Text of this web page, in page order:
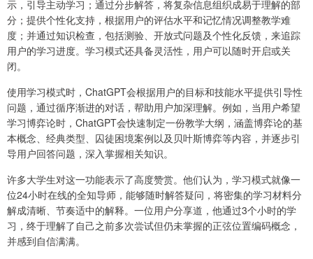
示，引导主动学习；通过分步解答，将复杂信息组织成易于理解的部
分；提供个性化支持，根据用户的评估水平和记忆情况调整教学难
度；并通过知识检查，包括测验、开放式问题及个性化反馈，来追踪
用户的学习进度。学习模式还具备灵活性，用户可以随时开启或关
闭。
使用学习模式时，ChatGPT会根据用户的目标和技能水平提供引导性
问题，通过循序渐进的对话，帮助用户加深理解。例如，当用户希望
学习博弈论时，ChatGPT会快速制定一份教学大纲，涵盖博弈论的基
本概念、经典类型、囚徒困境案例以及贝叶斯博弈等内容，并逐步引
导用户回答问题，深入掌握相关知识。
许多大学生对这一功能表示了高度赞赏。他们认为，学习模式就像一
位24小时在线的全知导师，能够随时解答疑问，将密集的学习材料分
解成清晰、节奏适中的解释。一位用户分享道，他通过3个小时的学
习，终于理解了自己之前多次尝试但仍未掌握的正弦位置编码概念，
并感到自信满满。